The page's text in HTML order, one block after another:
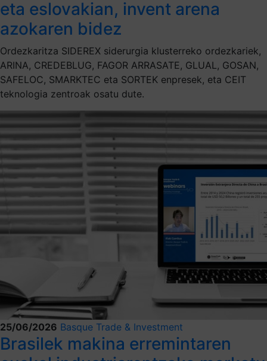
eta eslovakian, invent arena
azokaren bidez
Ordezkaritza SIDEREX siderurgia klusterreko ordezkariek,
ARINA, CREDEBLUG, FAGOR ARRASATE, GLUAL, GOSAN,
SAFELOC, SMARKTEC eta SORTEK enpresek, eta CEIT
teknologia zentroak osatu dute.
25/06/2026 Basque Trade & Investment
Brasilek makina erremintaren